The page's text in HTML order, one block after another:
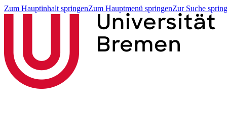
Zum Hauptinhalt springenZum Hauptmenü springenZur Suche